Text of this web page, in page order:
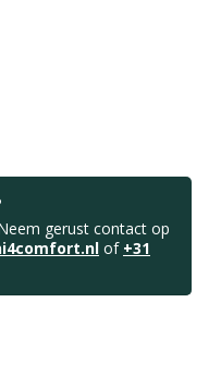
gerust contact op
of +31